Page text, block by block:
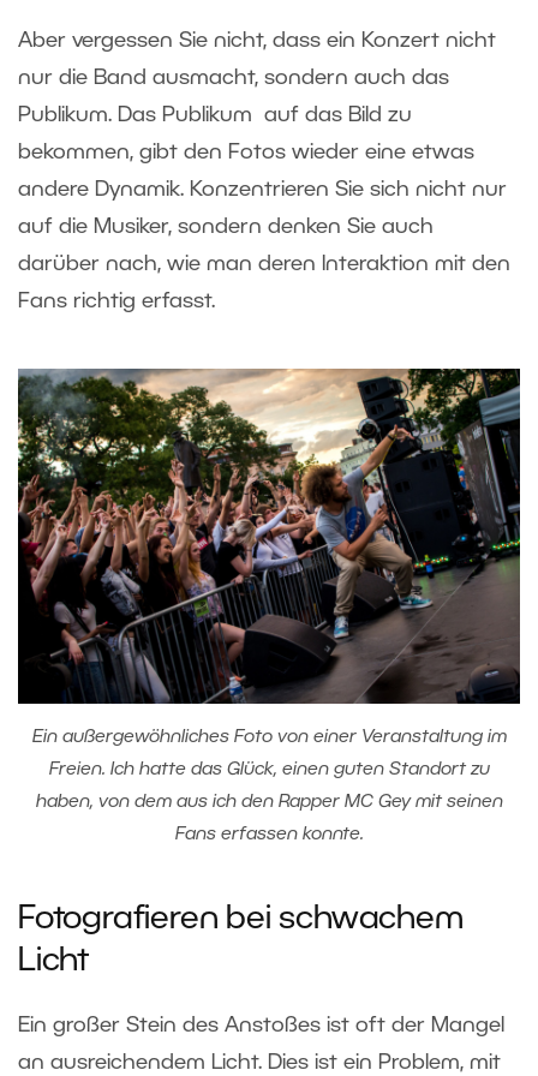
Aber vergessen Sie nicht, dass ein Konzert nicht
nur die Band ausmacht, sondern auch das
Publikum. Das Publikum auf das Bild zu
bekommen, gibt den Fotos wieder eine etwas
andere Dynamik. Konzentrieren Sie sich nicht nur
auf die Musiker, sondern denken Sie auch
darüber nach, wie man deren Interaktion mit den
Fans richtig erfasst.
Ein außergewöhnliches Foto von einer Veranstaltung im
Freien. Ich hatte das Glück, einen guten Standort zu
haben, von dem aus ich den Rapper MC Gey mit seinen
Fans erfassen konnte.
Fotografieren bei schwachem
Licht
Ein großer Stein des Anstoßes ist oft der Mangel
an ausreichendem Licht. Dies ist ein Problem, mit